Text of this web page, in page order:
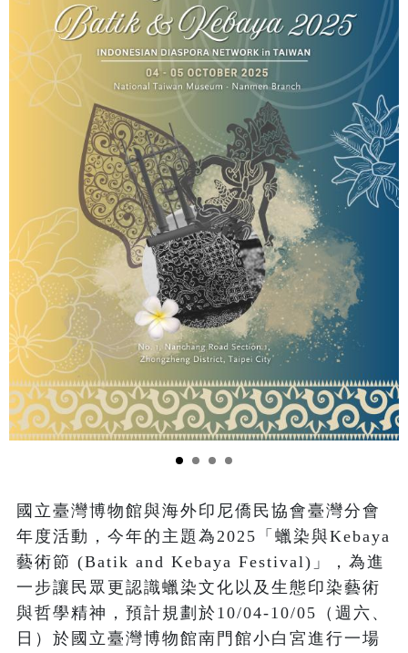
國立臺灣博物館與海外印尼僑民協會臺灣分會
年度活動，今年的主題為2025「蠟染與Kebaya
藝術節 (Batik and Kebaya Festival)」，為進
一步讓民眾更認識蠟染文化以及生態印染藝術
與哲學精神，預計規劃於10/04-10/05（週六、
日）於國立臺灣博物館南門館小白宮進行一場